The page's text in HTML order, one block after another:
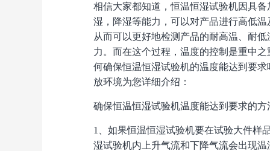
相信大家都知道，恒温恒湿试验机因具备加温
湿，降湿等能力，可以对产品进行高低温
从而可以更好地检测产品的耐高温、耐低
力。而在这个过程，温度的控制是重中
何确保恒温恒湿试验机的温度能达到要求
放环境为您详细介绍：
确保恒温恒湿试验机温度能达到要求的方法
1、如果恒温恒湿试验机要在试验大件样品
湿试验机内上升气流和下降气流会出现温